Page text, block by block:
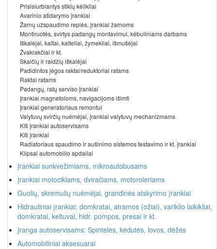
Prisisiurbiantys stiklų kėlikliai
Avarinio atidarymo įrankiai
Žarnų užspaudimo replės, įrankiai žarnoms
Montiruotės, svirtys padangų montavimui, kėbuliniams darbams
Iškalėjai, kaltai, kalteliai, žymekliai, išmušėjai
Žvakrakčiai ir kt.
Skaičių ir raidžių iškalėjai
Padidintos jėgos raktai/reduktoriai ratams
Raktai ratams
Padangų, ratų serviso įrankiai
Įrankiai magnetoloms, navigacijoms išimti
Įrankiai generatoriaus remontui
Valytuvų svirčių nuėmėjai, įrankiai valytuvų mechanizmams
Kiti įrankiai autoservisams
Kiti įrankiai
Radiatoriaus spaudimo ir aušinimo sistemos testavimo ir kt. įrankiai
Klipsai automobilio apdailai
Įrankiai sunkvežimiams, mikroautobusams
Įrankiai motociklams, dviračiams, motoroleriams
Guolių, skremulių nuėmėjai, grandinės atskyrimo įrankiai
Hidrauliniai įrankiai: domkratai, atramos (ožiai), variklio laikikliai,
domkratai, keltuvai, hidr. pompos, presai ir kt.
Įranga autoservisams: Spintelės, kėdutės, lovos, dėžės
Automobiliniai aksesuarai